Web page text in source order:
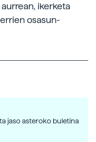
ikerketa
osasun-
jaso asteroko buletina